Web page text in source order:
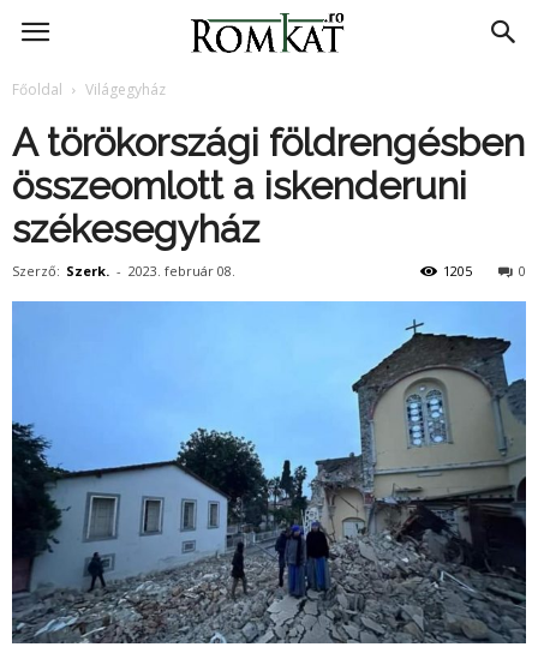
RomKat.ro
Főoldal Világegyház
A törökországi földrengésben
összeomlott a iskenderuni
székesegyház
Szerző: Szerk. - 2023. február 08. 0
1205